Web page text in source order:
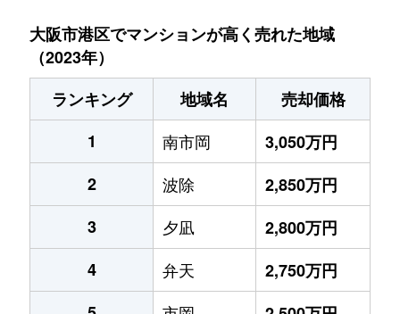
大阪市港区でマンションが高く売れた地域
（2023年）
ランキング
地域名
売却価格
1
南市岡
3,050万円
2
波除
2,850万円
3
夕凪
2,800万円
4
弁天
2,750万円